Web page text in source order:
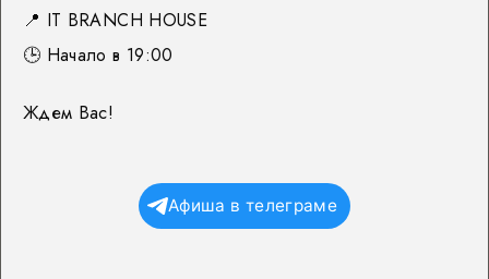
📍 IT BRANCH HOUSE
🕒 Начало в 19:00
Ждем Вас!
Афиша в телеграме